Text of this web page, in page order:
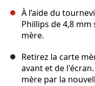
À l’aide du
Phillips de 4,8
mère.
Retirez la carte
avant et de
mère par la